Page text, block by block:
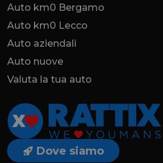
Auto km0 Bergamo
Auto km0 Lecco
Auto aziendali
Auto nuove
Valuta la tua auto
Dove siamo